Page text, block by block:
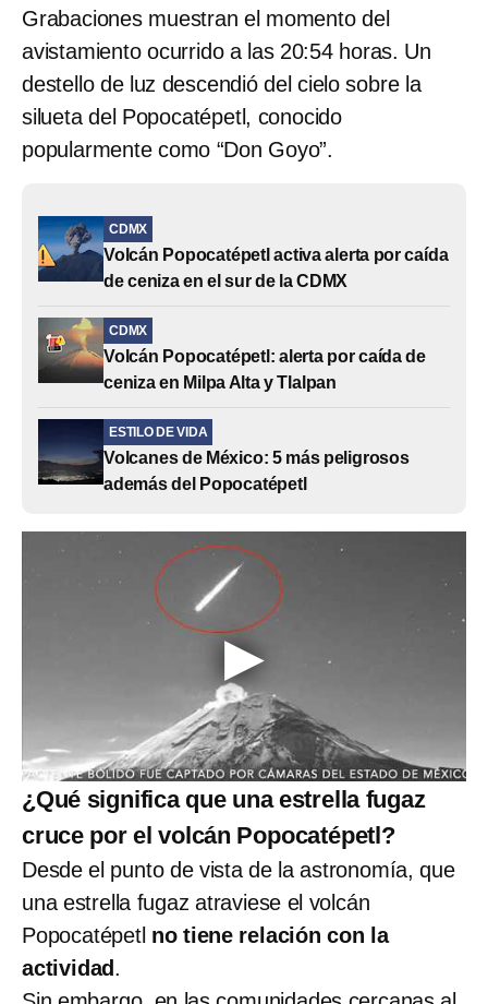
Grabaciones muestran el momento del
avistamiento ocurrido a las 20:54 horas. Un
destello de luz descendió del cielo sobre la
silueta del Popocatépetl, conocido
popularmente como “Don Goyo”.
CDMX
Volcán Popocatépetl activa alerta por caída
de ceniza en el sur de la CDMX
CDMX
Volcán Popocatépetl: alerta por caída de
ceniza en Milpa Alta y Tlalpan
ESTILO DE VIDA
Volcanes de México: 5 más peligrosos
además del Popocatépetl
¿Qué significa que una estrella fugaz
cruce por el volcán Popocatépetl?
Desde el punto de vista de la astronomía, que
una estrella fugaz atraviese el volcán
Popocatépetl no tiene relación con la
actividad.